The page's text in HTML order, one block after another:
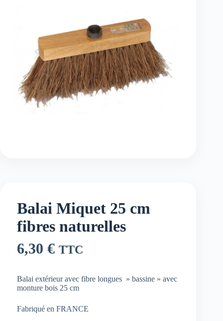
Balai Miquet 25 cm
fibres naturelles
6,30 € TTC
Balai extérieur avec fibre longues » bassine » avec
monture bois 25 cm
Fabriqué en FRANCE